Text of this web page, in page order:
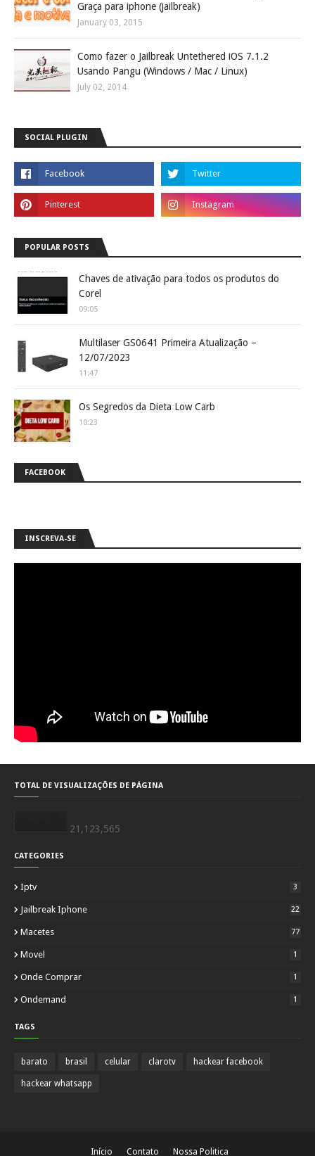
Graça para iphone (jailbreak)
January 03, 2015
Como fazer o Jailbreak Untethered iOS 7.1.2
Usando Pangu (Windows / Mac / Linux)
July 02, 2014
SOCIAL PLUGIN
POPULAR POSTS
Chaves de ativação para todos os produtos do
Corel
09:05
Multilaser GS0641 Primeira Atualização –
12/07/2023
11:47
Os Segredos da Dieta Low Carb
10:23
FACEBOOK
INSCREVA-SE
TOTAL DE VISUALIZAÇÕES DE PÁGINA
21,123,565
CATEGORIES
Iptv 3
Jailbreak Iphone 22
Macetes 77
Movel 1
Onde Comprar 1
Ondemand 1
TAGS
barato brasil celular clarotv hackear facebook
hackear whatsapp
Início Contato Nossa Politica